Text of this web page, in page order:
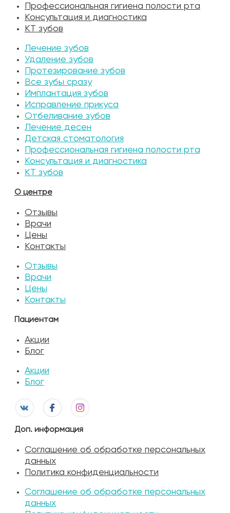
Профессиональная гигиена полости рта
Консультация и диагностика
КТ зубов
Лечение зубов
Удаление зубов
Протезирование зубов
Все зубы сразу
Имплантация зубов
Исправление прикуса
Отбеливание зубов
Лечение десен
Детская стоматология
Профессиональная гигиена полости рта
Консультация и диагностика
КТ зубов
О центре
Отзывы
Врачи
Цены
Контакты
Отзывы
Врачи
Цены
Контакты
Пациентам
Акции
Блог
Акции
Блог
Доп. информация
Соглашение об обработке персональных
данных
Политика конфиденциальности
Соглашение об обработке персональных
данных